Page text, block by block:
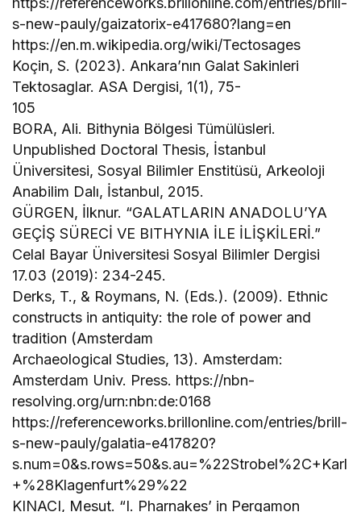
s-new-pauly/gaizatorix-e417680?lang=en
https://en.m.wikipedia.org/wiki/Tectosages
Koçin, S. (2023). Ankara’nın Galat Sakinleri
Tektosaglar. ASA Dergisi, 1(1), 75-
105
BORA, Ali. Bithynia Bölgesi Tümülüsleri.
Unpublished Doctoral Thesis, İstanbul
Üniversitesi, Sosyal Bilimler Enstitüsü, Arkeoloji
Anabilim Dalı, İstanbul, 2015.
GÜRGEN, İlknur. “GALATLARIN ANADOLU’YA
GEÇİŞ SÜRECİ VE BITHYNIA İLE İLİŞKİLERİ.”
Celal Bayar Üniversitesi Sosyal Bilimler Dergisi
17.03 (2019): 234-245.
Derks, T., & Roymans, N. (Eds.). (2009). Ethnic
constructs in antiquity: the role of power and
tradition (Amsterdam
Archaeological Studies, 13). Amsterdam:
Amsterdam Univ. Press. https://nbn-
resolving.org/urn:nbn:de:0168
https://referenceworks.brillonline.com/entries/brill-
s-new-pauly/galatia-e417820?
s.num=0&s.rows=50&s.au=%22Strobel%2C+Karl
+%28Klagenfurt%29%22
KINACI, Mesut. “I. Pharnakes’ in Pergamon